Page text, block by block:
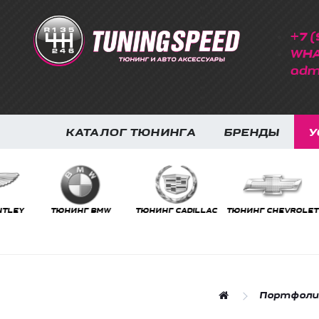
+7
КАТАЛОГ ТЮНИНГА БРЕНДЫ
ТЮНИНГ BMW ТЮНИНГ CADILLAC ТЮНИНГ CHEVROLET